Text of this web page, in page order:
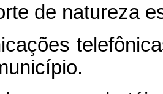
de natureza